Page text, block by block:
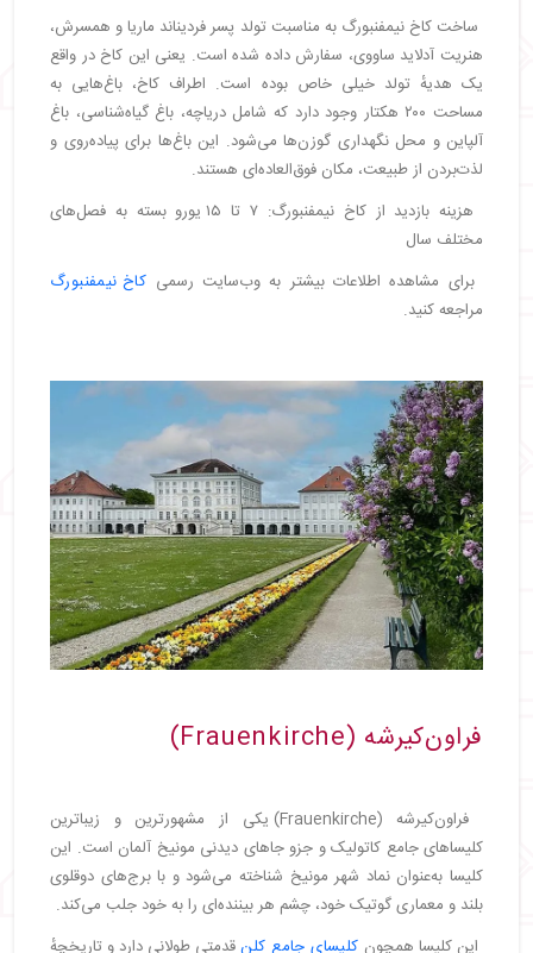
ساخت کاخ نیمفنبورگ به مناسبت تولد پسر فردیناند ماریا و همسرش،
هنریت آدلاید ساووی، سفارش داده شده است. یعنی این کاخ در واقع
یک هدیهٔ تولد خیلی خاص بوده است. اطراف کاخ، باغ‌هایی به
مساحت ۲۰۰ هکتار وجود دارد که شامل دریاچه، باغ گیاه‌شناسی، باغ
آلپاین و محل نگهداری گوزن‌ها می‌شود. این باغ‌ها برای پیاده‌روی و
لذت‌بردن از طبیعت، مکان فوق‌العاده‌ای هستند.
هزینه بازدید از کاخ نیمفنبورگ: ۷ تا ۱۵ یورو بسته به فصل‌های
مختلف سال
برای مشاهده اطلاعات بیشتر به وب‌سایت رسمی کاخ نیمفنبورگ
مراجعه کنید.
فراون‌کیرشه (Frauenkirche)
فراون‌کیرشه (Frauenkirche) یکی از مشهورترین و زیباترین
کلیساهای جامع کاتولیک و جزو جاهای دیدنی مونیخ آلمان است. این
کلیسا به‌عنوان نماد شهر مونیخ شناخته می‌شود و با برج‌های دوقلوی
بلند و معماری گوتیک خود، چشم هر بیننده‌ای را به خود جلب می‌کند.
این کلیسا همچون کلیسای جامع کلنقدمتی طولانی دارد و تاریخچهٔ